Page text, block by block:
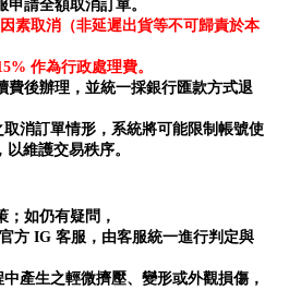
請全額取消訂單。
素取消（非延遲出貨等不可歸責於本
作為行政處理費。
費後辦理，並統一採銀行匯款方式退
消訂單情形，系統將可能限制帳號使
維護交易秩序。
；如仍有疑問，
方 IG 客服，由客服統一進行判定與
產生之輕微擠壓、變形或外觀損傷，